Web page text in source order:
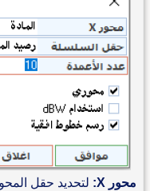
محور X: لتحديد حقل